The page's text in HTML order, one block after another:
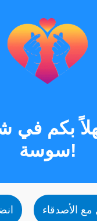
بكم في
سوسة!
الأصدقاء